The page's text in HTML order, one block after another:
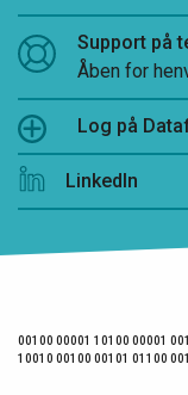
Support på
Åben for
Log på
LinkedIn
00100 00001 10100 00001
10010 00100 00101 01100